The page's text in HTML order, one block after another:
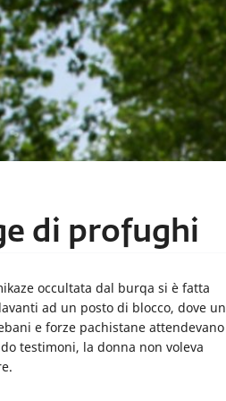
di profughi
occultata dal burqa si è fatta
ad un posto di blocco, dove un
e forze pachistane attendevano
testimoni, la donna non voleva